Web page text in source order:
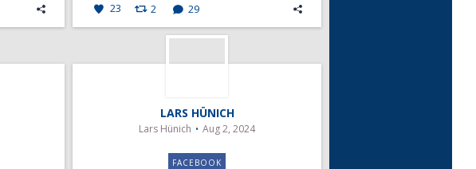
23 2 29
LARS HÜNICH
Lars Hünich Aug 2, 2024
FACEBOOK